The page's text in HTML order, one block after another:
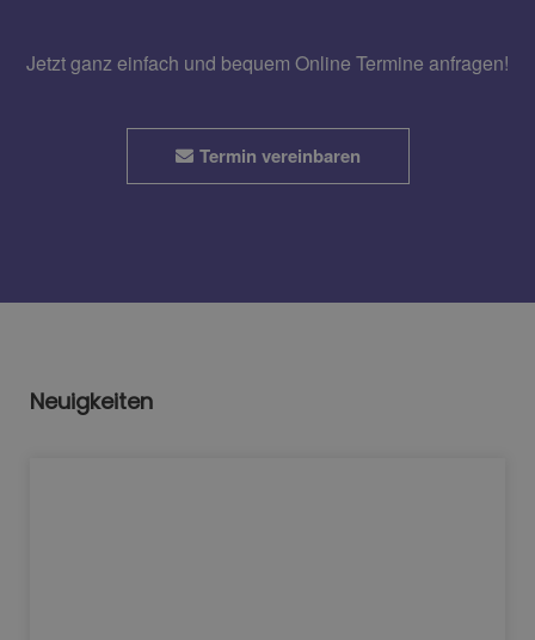
Jetzt ganz einfach und bequem Online Termine anfragen!
Termin vereinbaren
Neuigkeiten